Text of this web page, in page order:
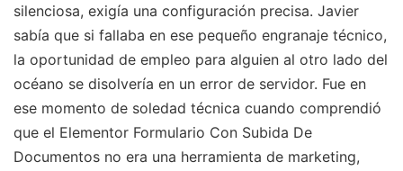
silenciosa, exigía una configuración precisa. Javier
sabía que si fallaba en ese pequeño engranaje técnico,
la oportunidad de empleo para alguien al otro lado del
océano se disolvería en un error de servidor. Fue en
ese momento de soledad técnica cuando comprendió
que el Elementor Formulario Con Subida De
Documentos no era una herramienta de marketing,